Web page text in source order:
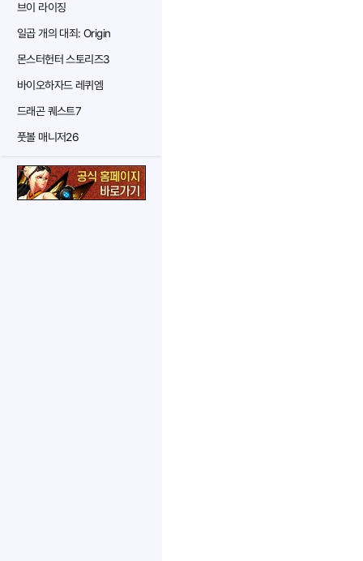
브이 라이징
일곱 개의 대죄: Origin
몬스터헌터 스토리즈3
바이오하자드 레퀴엠
드래곤 퀘스트7
풋볼 매니저26